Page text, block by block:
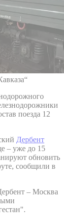
поезда 12
Дербент
– уже до 15
обновить
сообщили в
– Москва